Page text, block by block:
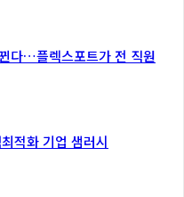
다…플렉스포트가 전 직원
적화 기업 샘러시